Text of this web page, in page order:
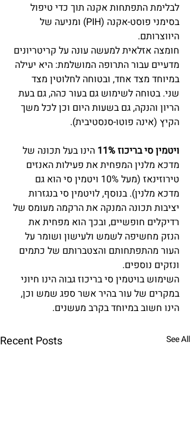
לבלימת התפתחות אקנה תוך כדי טיפול
בסימני פוסט-אקנה (PIH) ומניעה של
היווצרותם.
חומצה אזלאית למעשה עונה על קריטריונים
מדעיים עבור התרופה המושלמת: היא יעילה
במיוחד מצד אחד, ובטוחה לחלוטין מצד
שני. בטוחה לשימוש גם בעור כהה, גם בעת
הריון והנקה, גם בשעות היום וכן לכל משך
הקיץ (אינה פוטו-סנסטיבית).
ויטמין סי בריכוז 11%
הינו בעל תכונה של
מדכא מלנין המפחית את פעילות האנזים
טירוזינאז
(מעל 10% ויטמין סי הוא גם
מדכא מלנין). בנוסף, לויטמין סי בנגזרות
יציבות תכונה המנקה את הרקמה מעומס של
רדיקלים חופשיים, ובכך הוא מפחית את
הנזק מחשיפה לשמש ולעישון ושומר על
העור מהתפתחותם והצטברותם של כתמים
ונזקים נוספים.
השימוש בויטמין סי בריכוז גבוה הינו חיוני
במקרים של עור בהיר אשר ספג שמש וכן,
הינו חשוב במיוחד בקרב מעשנים.
Recent Posts See All